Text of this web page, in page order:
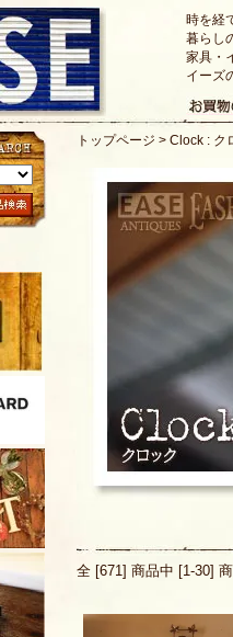
時を経
暮らし
家具・
イーズ
トップページ > Clock : ク
全 [671] 商品中 [1-30]